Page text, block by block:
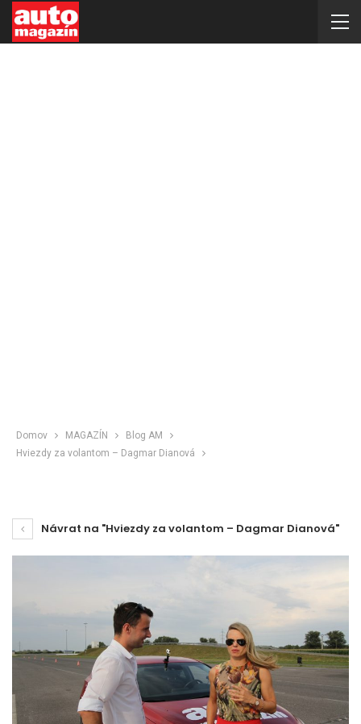
Domov MAGAZÍN
Blog AM
Hviezdy za volantom – Dagmar Dianová
Návrat na "Hviezdy za volantom – Dagmar Dianová"